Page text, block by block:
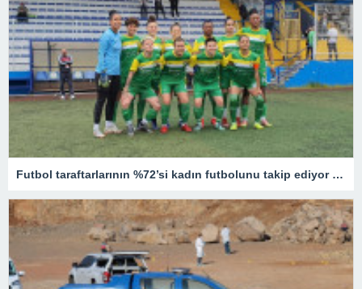
Futbol taraftarlarının %72’si kadın futbolunu takip ediyor – Son Dakika Spor Haberleri